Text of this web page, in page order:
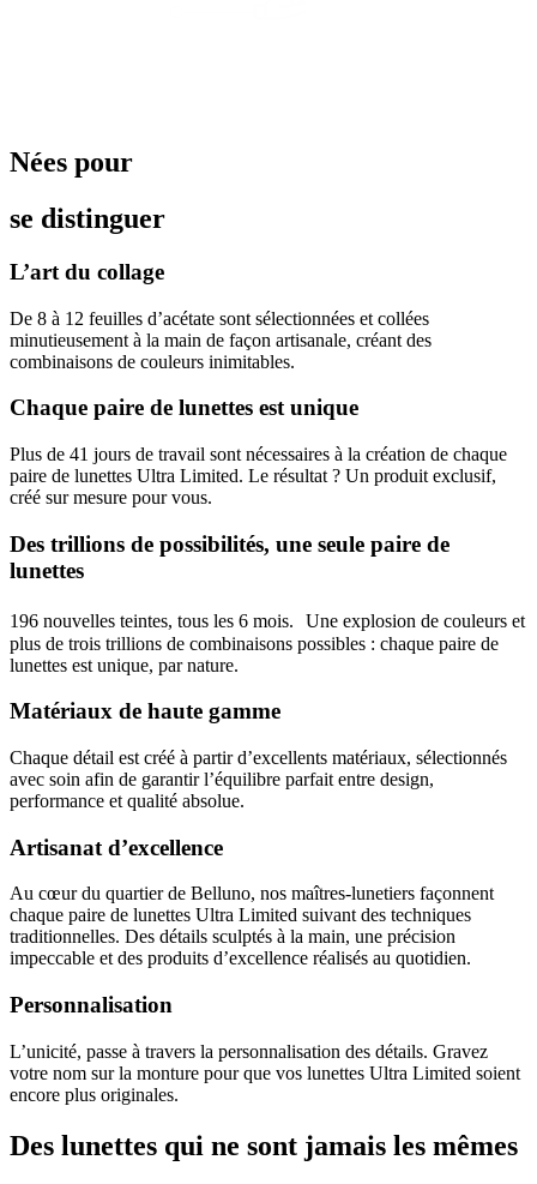
Nées pour
se distinguer
L’art du collage
De 8 à 12 feuilles d’acétate sont sélectionnées et collées
minutieusement à la main de façon artisanale, créant des
combinaisons de couleurs inimitables.
Chaque paire de lunettes est unique
Plus de 41 jours de travail sont nécessaires à la création de chaque
paire de lunettes Ultra Limited. Le résultat ? Un produit exclusif,
créé sur mesure pour vous.
Des trillions de possibilités, une seule paire de
lunettes
196 nouvelles teintes, tous les 6 mois. Une explosion de couleurs et
plus de trois trillions de combinaisons possibles : chaque paire de
lunettes est unique, par nature.
Matériaux de haute gamme
Chaque détail est créé à partir d’excellents matériaux, sélectionnés
avec soin afin de garantir l’équilibre parfait entre design,
performance et qualité absolue.
Artisanat d’excellence
Au cœur du quartier de Belluno, nos maîtres-lunetiers façonnent
chaque paire de lunettes Ultra Limited suivant des techniques
traditionnelles. Des détails sculptés à la main, une précision
impeccable et des produits d’excellence réalisés au quotidien.
Personnalisation
L’unicité, passe à travers la personnalisation des détails. Gravez
votre nom sur la monture pour que vos lunettes Ultra Limited soient
encore plus originales.
Des lunettes qui ne sont jamais les mêmes